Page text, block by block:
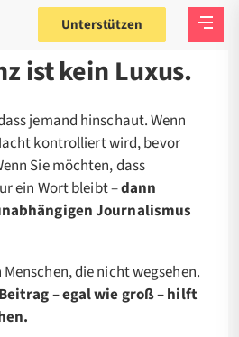
Unterstützen
ist kein Luxus.
jemand hinschaut. Wenn
kontrolliert wird, bevor
Sie möchten, dass
ein Wort bleibt –dann
Journalismus
Menschen, die nicht wegsehen.
– egal wie groß – hilft